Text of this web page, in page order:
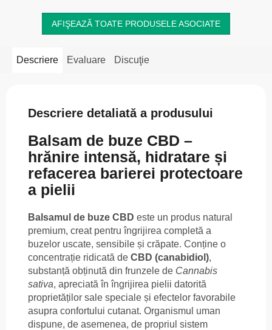
AFIŞEAZĂ TOATE PRODUSELE ASOCIATE
Descriere Evaluare Discuţie
Descriere detaliată a produsului
Balsam de buze CBD –
hrănire intensă, hidratare și
refacerea barierei protectoare
a pielii
Balsamul de buze CBD este un produs natural
premium, creat pentru îngrijirea completă a
buzelor uscate, sensibile și crăpate. Conține o
concentrație ridicată de CBD (canabidiol),
substanță obținută din frunzele de Cannabis
sativa, apreciată în îngrijirea pielii datorită
proprietăților sale speciale și efectelor favorabile
asupra confortului cutanat. Organismul uman
dispune, de asemenea, de propriul sistem